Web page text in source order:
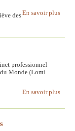
En savoir plus
des
professionnel
du Monde (Lomi
En savoir plus